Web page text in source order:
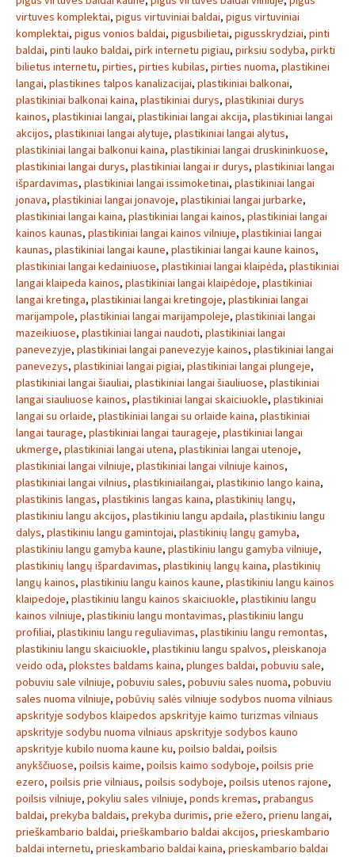
virtuves komplektai, pigus virtuviniai baldai, pigus virtuviniai
komplektai, pigus vonios baldai, pigusbilietai, pigusskrydziai, pinti
baldai, pinti lauko baldai, pirk internetu pigiau, pirksiu sodyba, pirkti
bilietus internetu, pirties, pirties kubilas, pirties nuoma, plastikinei
langai, plastikines talpos kanalizacijai, plastikiniai balkonai,
plastikiniai balkonai kaina, plastikiniai durys, plastikiniai durys
kainos, plastikiniai langai, plastikiniai langai akcija, plastikiniai langai
akcijos, plastikiniai langai alytuje, plastikiniai langai alytus,
plastikiniai langai balkonui kaina, plastikiniai langai druskininkuose,
plastikiniai langai durys, plastikiniai langai ir durys, plastikiniai langai
išpardavimas, plastikiniai langai issimoketinai, plastikiniai langai
jonava, plastikiniai langai jonavoje, plastikiniai langai jurbarke,
plastikiniai langai kaina, plastikiniai langai kainos, plastikiniai langai
kainos kaunas, plastikiniai langai kainos vilniuje, plastikiniai langai
kaunas, plastikiniai langai kaune, plastikiniai langai kaune kainos,
plastikiniai langai kedainiuose, plastikiniai langai klaipėda, plastikiniai
langai klaipeda kainos, plastikiniai langai klaipėdoje, plastikiniai
langai kretinga, plastikiniai langai kretingoje, plastikiniai langai
marijampole, plastikiniai langai marijampoleje, plastikiniai langai
mazeikiuose, plastikiniai langai naudoti, plastikiniai langai
panevezyje, plastikiniai langai panevezyje kainos, plastikiniai langai
panevezys, plastikiniai langai pigiai, plastikiniai langai plungeje,
plastikiniai langai šiauliai, plastikiniai langai šiauliuose, plastikiniai
langai siauliuose kainos, plastikiniai langai skaiciuokle, plastikiniai
langai su orlaide, plastikiniai langai su orlaide kaina, plastikiniai
langai taurage, plastikiniai langai taurageje, plastikiniai langai
ukmerge, plastikiniai langai utena, plastikiniai langai utenoje,
plastikiniai langai vilniuje, plastikiniai langai vilniuje kainos,
plastikiniai langai vilnius, plastikiniailangai, plastikinio lango kaina,
plastikinis langas, plastikinis langas kaina, plastikinių langų,
plastikiniu langu akcijos, plastikiniu langu apdaila, plastikiniu langu
dalys, plastikiniu langu gamintojai, plastikinių langų gamyba,
plastikiniu langu gamyba kaune, plastikiniu langu gamyba vilniuje,
plastikinių langų išpardavimas, plastikinių langų kaina, plastikinių
langų kainos, plastikiniu langu kainos kaune, plastikiniu langu kainos
klaipedoje, plastikiniu langu kainos skaiciuokle, plastikiniu langu
kainos vilniuje, plastikiniu langu montavimas, plastikiniu langu
profiliai, plastikiniu langu reguliavimas, plastikiniu langu remontas,
plastikiniu langu skaiciuokle, plastikiniu langu spalvos, pleiskanoja
veido oda, plokstes baldams kaina, plunges baldai, pobuviu sale,
pobuviu sale vilniuje, pobuviu sales, pobuviu sales nuoma, pobuviu
sales nuoma vilniuje, pobūvių salės vilniuje sodybos nuoma vilniaus
apskrityje sodybos klaipedos apskrityje kaimo turizmas vilniaus
apskrityje sodybu nuoma vilniaus apskrityje sodybos kauno
apskrityje kubilo nuoma kaune ku, poilsio baldai, poilsis
anykščiuose, poilsis kaime, poilsis kaimo sodyboje, poilsis prie
ezero, poilsis prie vilniaus, poilsis sodyboje, poilsis utenos rajone,
poilsis vilniuje, pokyliu sales vilniuje, ponds kremas, prabangus
baldai, prekyba baldais, prekyba durimis, prie ežero, prienu langai,
prieškambario baldai, prieškambario baldai akcijos, prieskambario
baldai internetu, prieskambario baldai kaina, prieskambario baldai